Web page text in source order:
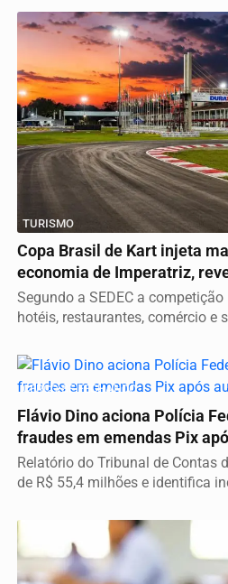
TURISMO
Copa Brasil de Kart injeta
economia de Imperatriz,
Segundo a SEDEC a
hotéis, restaurantes, comércio e
CERCO SE FECHANDO
Flávio Dino aciona Polícia
fraudes em emendas Pix
Relatório do Tribunal de Contas
de R$ 55,4 milhões e identifica